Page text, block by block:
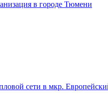
сети в мкр.